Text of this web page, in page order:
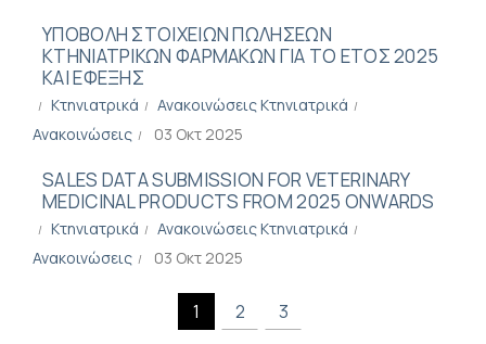
ΥΠΟΒΟΛΗ ΣΤΟΙΧΕΙΩΝ ΠΩΛΗΣΕΩΝ
ΚΤΗΝΙΑΤΡΙΚΩΝ ΦΑΡΜΑΚΩΝ ΓΙΑ ΤΟ ΕΤΟΣ 2025
ΚΑΙ ΕΦΕΞΗΣ
Κτηνιατρικά
Ανακοινώσεις Κτηνιατρικά
Ανακοινώσεις
03 Οκτ 2025
SALES DATA SUBMISSION FOR VETERINARY
MEDICINAL PRODUCTS FROM 2025 ONWARDS
Κτηνιατρικά
Ανακοινώσεις Κτηνιατρικά
Ανακοινώσεις
03 Οκτ 2025
1 2 3